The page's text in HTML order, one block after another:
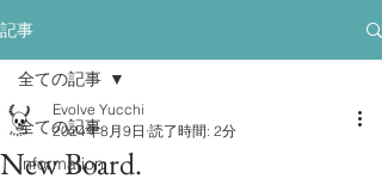
記事
全ての記事
Information
全ての記事
New Board.
Evolve Yucchi
2024年8月9日 読了時間: 2分